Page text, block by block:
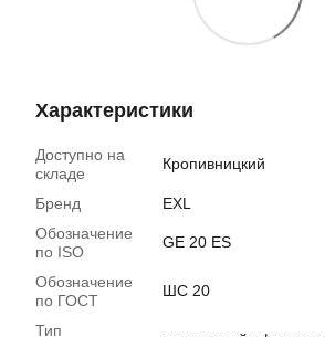
Характеристики
Доступно на
складе
Кропивницкий
Бренд
EXL
Обозначение
по ISO
GE 20 ES
Обозначение
по ГОСТ
ШС 20
Тип